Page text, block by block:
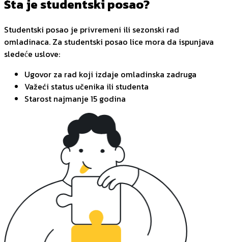
Šta je studentski posao?
Studentski posao je privremeni ili sezonski rad
omladinaca. Za studentski posao lice mora da ispunjava
sledeće uslove:
Ugovor za rad koji izdaje omladinska zadruga
Važeći status učenika ili studenta
Starost najmanje 15 godina